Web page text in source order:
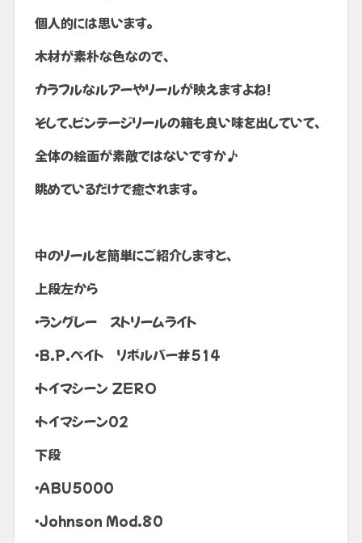
個人的には思います。
木材が素朴な色なので、
カラフルなルアーやリールが映えますよね!
そして、ビンテージリールの箱も良い味を出していて、
全体の絵面が素敵ではないですか♪
眺めているだけで癒されます。
中のリールを簡単にご紹介しますと、
上段左から
・ラングレー ストリームライト
・B.P.ベイト リボルバー#514
・トイマシーン ZERO
・トイマシーン02
下段
・ABU5000
・Johnson Mod.80